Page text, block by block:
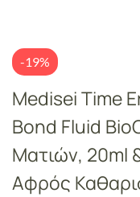
-19%
Medisei Time
Bond Fluid
Ματιών, 20ml
Αφρός